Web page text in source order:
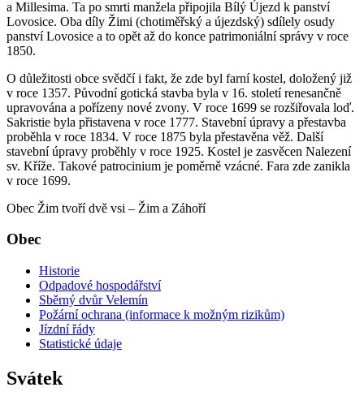
a Millesima. Ta po smrti manžela připojila Bílý Újezd k panství
Lovosice. Oba díly Žimi (chotiměřský a újezdský) sdílely osudy
panství Lovosice a to opět až do konce patrimoniální správy v roce
1850.
O důležitosti obce svědčí i fakt, že zde byl farní kostel, doložený již
v roce 1357. Původní gotická stavba byla v 16. století renesančně
upravována a pořízeny nové zvony. V roce 1699 se rozšiřovala loď.
Sakristie byla přistavena v roce 1777. Stavební úpravy a přestavba
proběhla v roce 1834. V roce 1875 byla přestavěna věž. Další
stavební úpravy proběhly v roce 1925. Kostel je zasvěcen Nalezení
sv. Kříže. Takové patrocinium je poměrně vzácné. Fara zde zanikla
v roce 1699.
Obec Žim tvoří dvě vsi – Žim a Záhoří
Obec
Historie
Odpadové hospodářství
Sběrný dvůr Velemín
Požární ochrana (informace k možným rizikům)
Jízdní řády
Statistické údaje
Svátek